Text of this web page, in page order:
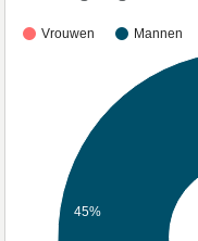
Vrouwen Mannen
45%